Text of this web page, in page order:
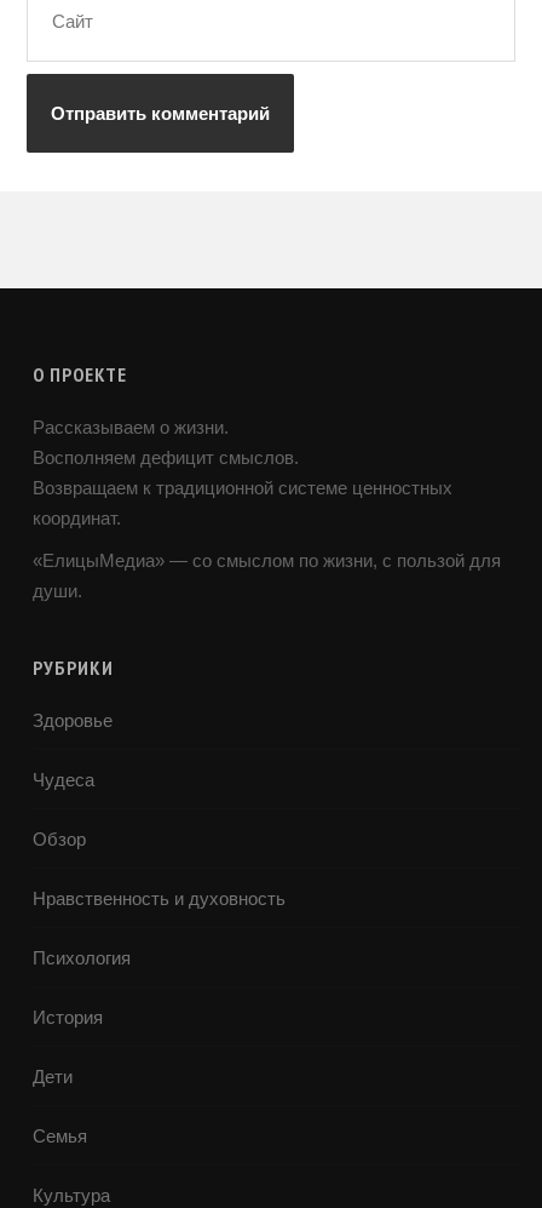
О ПРОЕКТЕ
Рассказываем о жизни.
Восполняем дефицит смыслов.
Возвращаем к традиционной системе ценностных
координат.
«ЕлицыМедиа» — со смыслом по жизни, с пользой для
души.
РУБРИКИ
Здоровье
Чудеса
Обзор
Нравственность и духовность
Психология
История
Дети
Семья
Культура